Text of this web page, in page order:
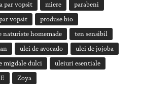
par vopsit miere parabeni
vopsit produse bio
naturiste homemade ten sensibil
ulei de avocado ulei de jojoba
migdale dulci uleiuri esentiale
Zoya